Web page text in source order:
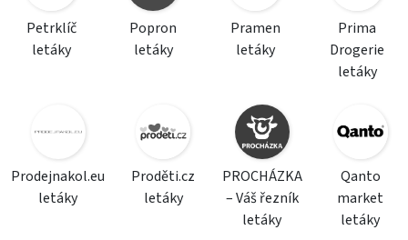
Petrklíč
letáky
Popron
letáky
Pramen
letáky
Prima
Drogerie
letáky
Prodejnakol.eu
letáky
Proděti.cz
letáky
PROCHÁZKA
– Váš řezník
letáky
Qanto
market
letáky